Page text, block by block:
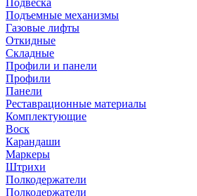
Подвеска
Подъемные механизмы
Газовые лифты
Откидные
Складные
Профили и панели
Профили
Панели
Реставрационные материалы
Комплектующие
Воск
Карандаши
Маркеры
Штрихи
Полкодержатели
Полкодержатели